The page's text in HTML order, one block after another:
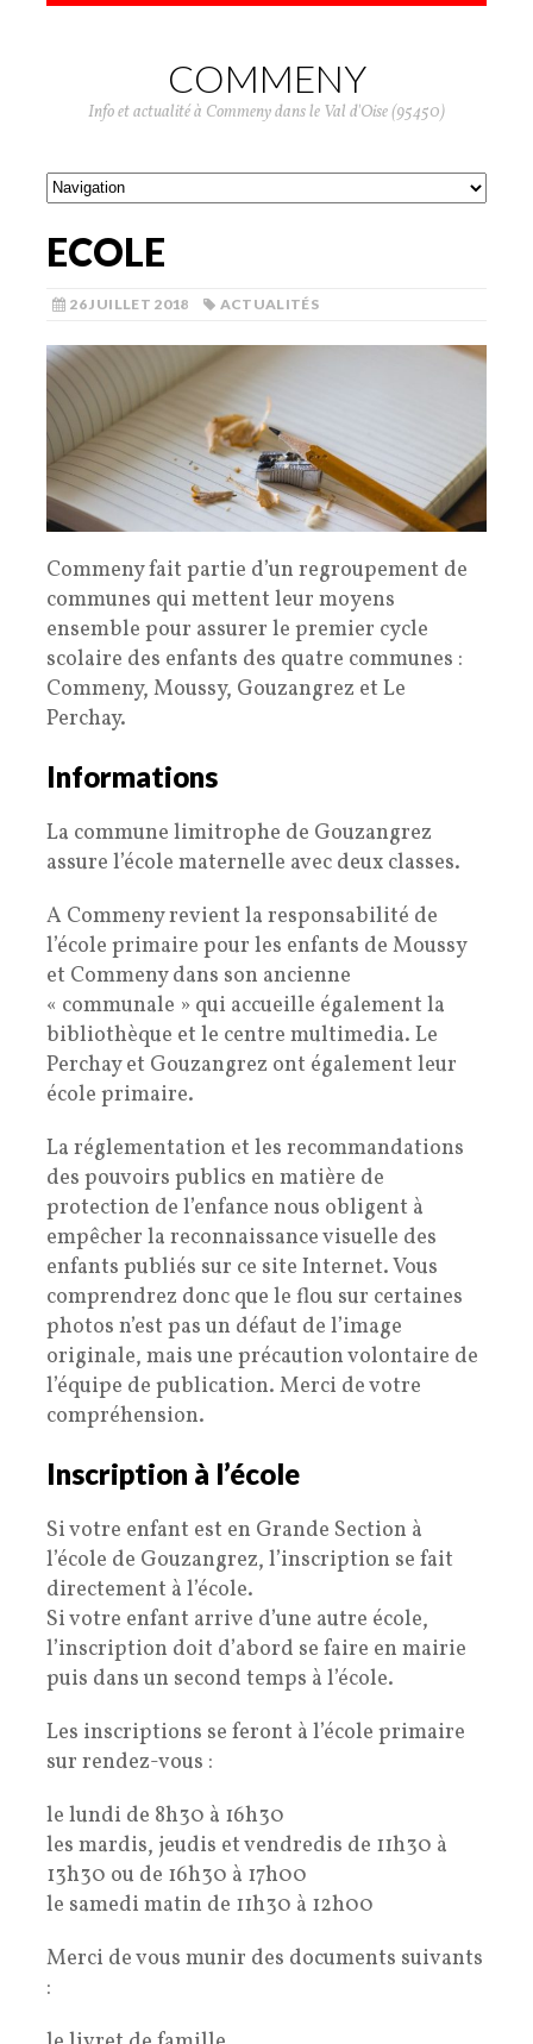
COMMENY
Info et actualité à Commeny dans le Val d'Oise (95450)
ECOLE
26 JUILLET 2018 ACTUALITÉS
Commeny fait partie d’un regroupement de
communes qui mettent leur moyens
ensemble pour assurer le premier cycle
scolaire des enfants des quatre communes :
Commeny, Moussy, Gouzangrez et Le
Perchay.
Informations
La commune limitrophe de Gouzangrez
assure l’école maternelle avec deux classes.
A Commeny revient la responsabilité de
l’école primaire pour les enfants de Moussy
et Commeny dans son ancienne
« communale » qui accueille également la
bibliothèque et le centre multimedia. Le
Perchay et Gouzangrez ont également leur
école primaire.
La réglementation et les recommandations
des pouvoirs publics en matière de
protection de l’enfance nous obligent à
empêcher la reconnaissance visuelle des
enfants publiés sur ce site Internet. Vous
comprendrez donc que le flou sur certaines
photos n’est pas un défaut de l’image
originale, mais une précaution volontaire de
l’équipe de publication. Merci de votre
compréhension.
Inscription à l’école
Si votre enfant est en Grande Section à
l’école de Gouzangrez, l’inscription se fait
directement à l’école.
Si votre enfant arrive d’une autre école,
l’inscription doit d’abord se faire en mairie
puis dans un second temps à l’école.
Les inscriptions se feront à l’école primaire
sur rendez-vous :
le lundi de 8h30 à 16h30
les mardis, jeudis et vendredis de 11h30 à
13h30 ou de 16h30 à 17h00
le samedi matin de 11h30 à 12h00
Merci de vous munir des documents suivants
: